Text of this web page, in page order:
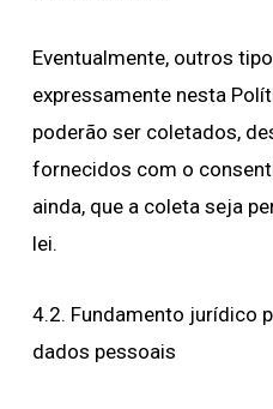
Eventualmente, outros
expressamente nesta
poderão ser coletados,
fornecidos com o
ainda, que a coleta seja
lei.
4.2. Fundamento jurídico
dados pessoais